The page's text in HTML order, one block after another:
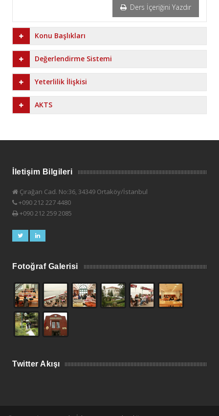
Ders İçeriğini Yazdır
Konu Başlıkları
Değerlendirme Sistemi
Yeterlilik İlişkisi
AKTS
İletişim Bilgileri
Çırağan Cad. No:36, 34349 Ortaköy/İstanbul
+090 212 227 4480
+090 212 259 2085
Fotoğraf Galerisi
Twitter Akışı